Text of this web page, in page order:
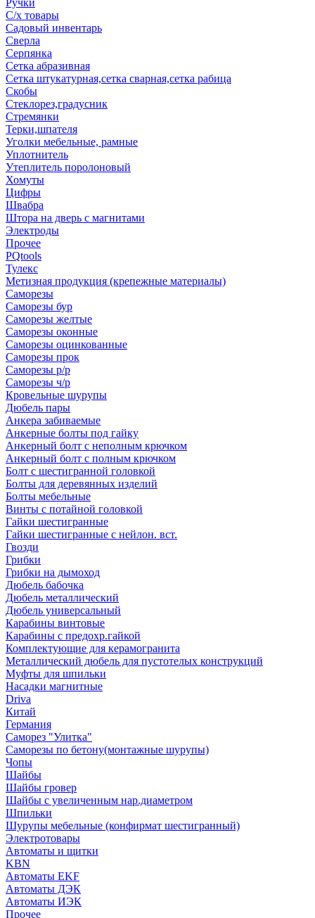
Ручки
С/х товары
Садовый инвентарь
Сверла
Серпянка
Сетка абразивная
Сетка штукатурная,сетка сварная,сетка рабица
Скобы
Стеклорез,градусник
Стремянки
Терки,шпателя
Уголки мебельные, рамные
Уплотнитель
Утеплитель поролоновый
Хомуты
Цифры
Швабра
Штора на дверь с магнитами
Электроды
Прочее
PQtools
Тулекс
Метизная продукция (крепежные материалы)
Саморезы
Саморезы бур
Саморезы желтые
Саморезы оконные
Саморезы оцинкованные
Саморезы прок
Саморезы р/р
Саморезы ч/р
Кровельные шурупы
Дюбель пары
Анкера забиваемые
Анкерные болты под гайку
Анкерный болт с неполным крючком
Анкерный болт с полным крючком
Болт с шестигранной головкой
Болты для деревянных изделий
Болты мебельные
Винты с потайной головкой
Гайки шестигранные
Гайки шестигранные с нейлон. вст.
Гвозди
Грибки
Грибки на дымоход
Дюбель бабочка
Дюбель металлический
Дюбель универсальный
Карабины винтовые
Карабины с предохр.гайкой
Комплектующие для керамогранита
Металлический дюбель для пустотелых конструкций
Муфты для шпильки
Насадки магнитные
Driva
Китай
Германия
Саморез "Улитка"
Саморезы по бетону(монтажные шурупы)
Чопы
Шайбы
Шайбы гровер
Шайбы с увеличенным нар.диаметром
Шпильки
Шурупы мебельные (конфирмат шестигранный)
Электротовары
Автоматы и щитки
KBN
Автоматы EKF
Автоматы ДЭК
Автоматы ИЭК
Прочее